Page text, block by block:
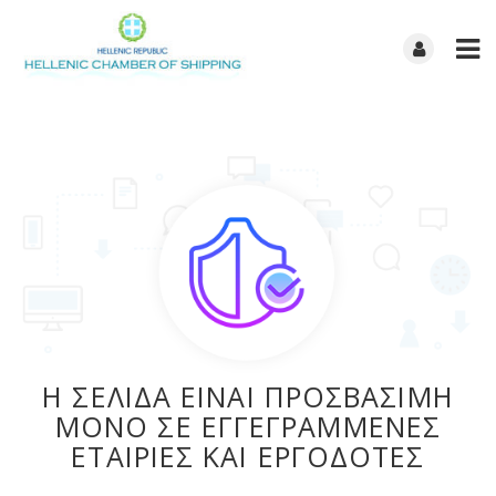
Η ΣΕΛΙΔΑ ΕΙΝΑΙ ΠΡΟΣΒΑΣΙΜΗ
ΜΟΝΟ ΣΕ ΕΓΓΕΓΡΑΜΜΕΝΕΣ
ΕΤΑΙΡΙΕΣ ΚΑΙ ΕΡΓΟΔΟΤΕΣ